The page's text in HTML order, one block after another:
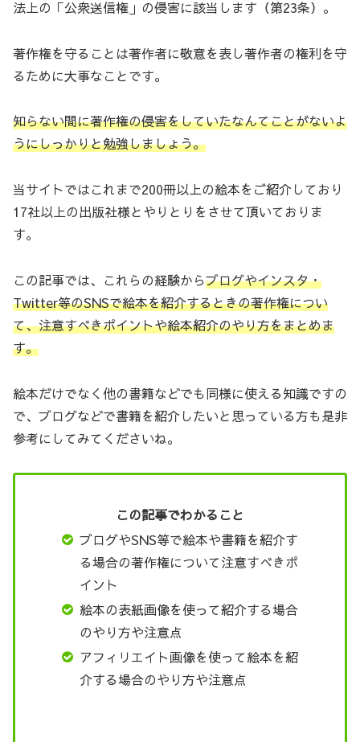
法上の「公衆送信権」の侵害に該当します（第23条）。
著作権を守ることは著作者に敬意を表し著作者の権利を守
るために大事なことです。
知らない間に著作権の侵害をしていたなんてことがないよ
うにしっかりと勉強しましょう。
当サイトではこれまで200冊以上の絵本をご紹介しており
17社以上の出版社様とやりとりをさせて頂いておりま
す。
この記事では、これらの経験からブログやインスタ・
Twitter等のSNSで絵本を紹介するときの著作権につい
て、注意すべきポイントや絵本紹介のやり方をまとめま
す。
絵本だけでなく他の書籍などでも同様に使える知識ですの
で、ブログなどで書籍を紹介したいと思っている方も是非
参考にしてみてくださいね。
この記事でわかること
ブログやSNS等で絵本や書籍を紹介す
る場合の著作権について注意すべきポ
イント
絵本の表紙画像を使って紹介する場合
のやり方や注意点
アフィリエイト画像を使って絵本を紹
介する場合のやり方や注意点